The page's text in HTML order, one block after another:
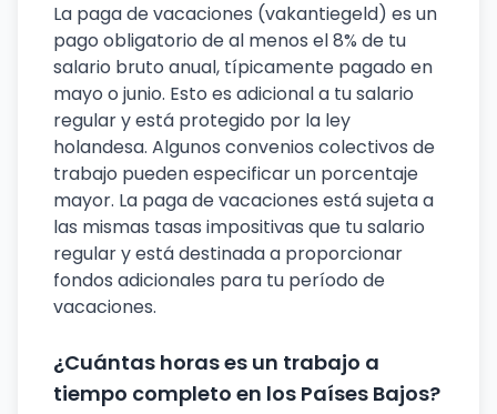
La paga de vacaciones (vakantiegeld) es un
pago obligatorio de al menos el 8% de tu
salario bruto anual, típicamente pagado en
mayo o junio. Esto es adicional a tu salario
regular y está protegido por la ley
holandesa. Algunos convenios colectivos de
trabajo pueden especificar un porcentaje
mayor. La paga de vacaciones está sujeta a
las mismas tasas impositivas que tu salario
regular y está destinada a proporcionar
fondos adicionales para tu período de
vacaciones.
¿Cuántas horas es un trabajo a
tiempo completo en los Países Bajos?